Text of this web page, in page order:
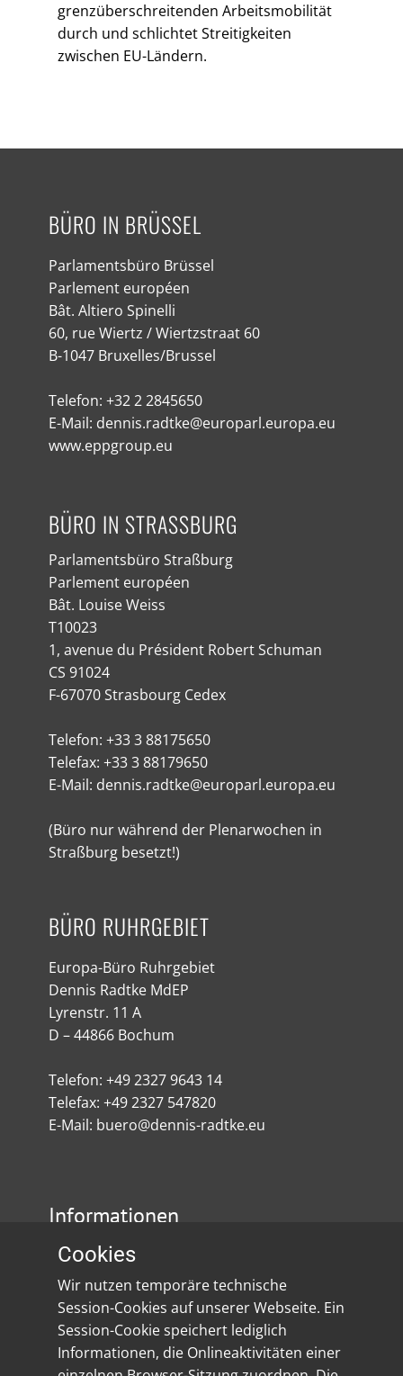
grenzüberschreitenden Arbeitsmobilität
durch und schlichtet Streitigkeiten
zwischen EU-Ländern.
BÜRO IN BRÜSSEL
Parlamentsbüro Brüssel
Parlement européen
Bât. Altiero Spinelli
60, rue Wiertz / Wiertzstraat 60
B-1047 Bruxelles/Brussel
Telefon: +32 2 2845650
E-Mail: dennis.radtke@europarl.europa.eu
www.eppgroup.eu
BÜRO IN STRASSBURG
Parlamentsbüro Straßburg
Parlement européen
Bât. Louise Weiss
T10023
1, avenue du Président Robert Schuman
CS 91024
F-67070 Strasbourg Cedex
Telefon: +33 3 88175650
Telefax: +33 3 88179650
E-Mail: dennis.radtke@europarl.europa.eu
(Büro nur während der Plenarwochen in
Straßburg besetzt!)
BÜRO RUHRGEBIET
Europa-Büro Ruhrgebiet
Dennis Radtke MdEP
Lyrenstr. 11 A
D – 44866 Bochum
Telefon: +49 2327 9643 14
Telefax: +49 2327 547820
E-Mail: buero@dennis-radtke.eu
Informationen
Impressum
Datenschutz
Social Media
Cookies
Wir nutzen temporäre technische
Session-Cookies auf unserer Webseite. Ein
Session-Cookie speichert lediglich
Informationen, die Onlineaktivitäten einer